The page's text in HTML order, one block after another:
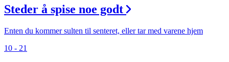
Steder å spise noe godt
Enten du kommer sulten til senteret, eller tar med varene hjem
10 - 21